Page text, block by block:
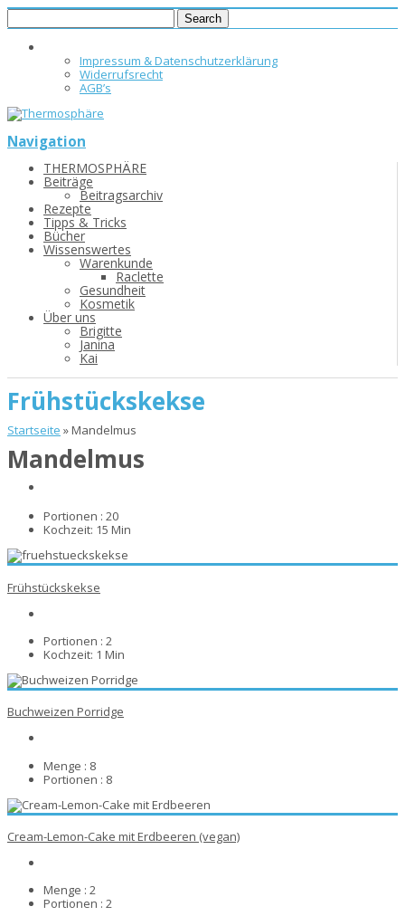
Impressum & Datenschutzerklärung
Widerrufsrecht
AGB’s
Navigation
THERMOSPHÄRE
Beiträge
Beitragsarchiv
Rezepte
Tipps & Tricks
Bücher
Wissenswertes
Warenkunde
Raclette
Gesundheit
Kosmetik
Über uns
Brigitte
Janina
Kai
Frühstückskekse
Startseite »Mandelmus
Mandelmus
Portionen : 20
Kochzeit: 15 Min
Frühstückskekse
Portionen : 2
Kochzeit: 1 Min
Buchweizen Porridge
Menge : 8
Portionen : 8
Cream-Lemon-Cake mit Erdbeeren (vegan)
Menge : 2
Portionen : 2